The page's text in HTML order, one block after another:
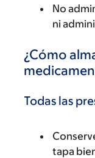
No
ni
¿Cómo
Todas las
tapa